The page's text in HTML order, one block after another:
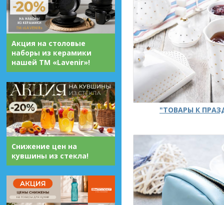
Акция на столовые
наборы из керамики
нашей ТМ «Lavenir»!
Снижение цен на
кувшины из стекла!
"ТОВАРЫ К